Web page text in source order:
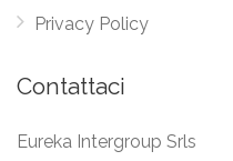
Privacy Policy
Contattaci
Eureka Intergroup Srls